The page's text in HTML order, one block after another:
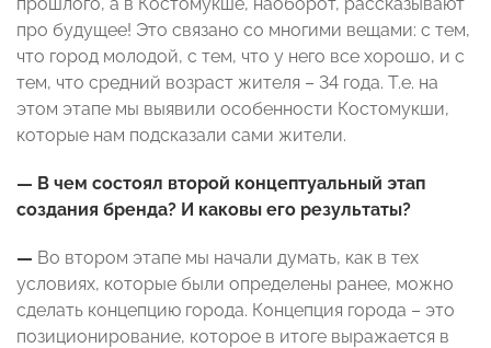
про будущее! Это связано со многими вещами: с тем,
что город молодой, с тем, что у него все хорошо, и с
тем, что средний возраст жителя – 34 года. Т.е. на
этом этапе мы выявили особенности Костомукши,
которые нам подсказали сами жители.
— В чем состоял второй концептуальный этап
создания бренда? И каковы его результаты?
— Во втором этапе мы начали думать, как в тех
условиях, которые были определены ранее, можно
сделать концепцию города. Концепция города – это
позиционирование, которое в итоге выражается в